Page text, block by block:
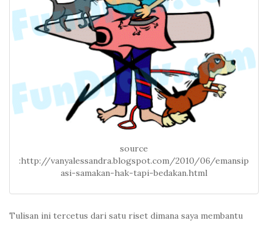
source
:http://vanyalessandra.blogspot.com/2010/06/emansip
asi-samakan-hak-tapi-bedakan.html
Tulisan ini tercetus dari satu riset dimana saya membantu